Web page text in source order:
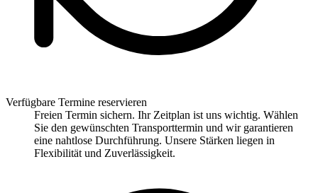
Verfügbare Termine reservieren
Freien Termin sichern. Ihr Zeitplan ist uns wichtig. Wählen
Sie den gewünschten Transporttermin und wir garantieren
eine nahtlose Durchführung. Unsere Stärken liegen in
Flexibilität und Zuverlässigkeit.